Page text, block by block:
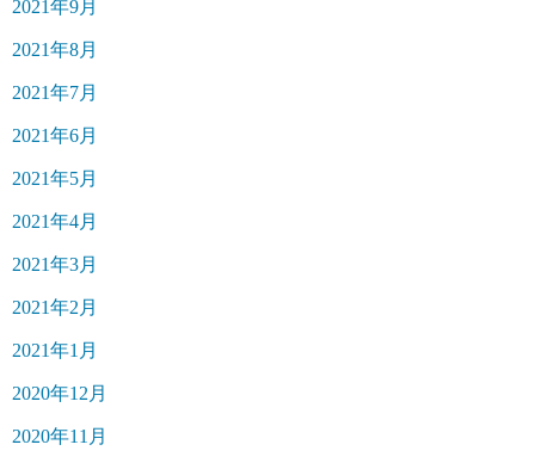
2021年9月
2021年8月
2021年7月
2021年6月
2021年5月
2021年4月
2021年3月
2021年2月
2021年1月
2020年12月
2020年11月